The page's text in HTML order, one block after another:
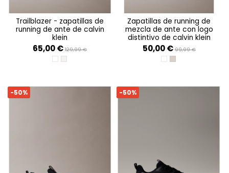
trailblazer - zapatillas de
running de ante de calvin
klein
65,00 € 129,99 €
BRIGHT WHITE/PRIMROSE/BELUGA
CHATEAU/SILVER MINK/PINK
zapatillas de running de
mezcla de ante con logo
distintivo de calvin klein
50,00 € 99,99 €
WHITE/EVENING
CHATEAU/TAUPE/
-50% -50%